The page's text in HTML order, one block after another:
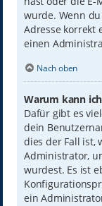
wurde. Wenn
Adresse korrekt
einen
Nach oben
Warum kann
Dafür gibt es
dein
dies der Fall ist,
Administrator,
wurdest. Es ist
ein